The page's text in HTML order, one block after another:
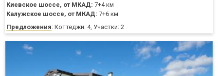
Киевское шоссе, от МКАД: 7+4 км
Калужское шоссе, от МКАД: 7+6 км
Предложения: Коттеджи: 4, Участки: 2